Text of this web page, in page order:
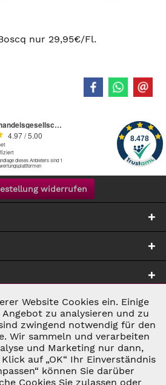
nur 29,95€/Fl.
widerrufen
Aktiv
Inaktiv
Inaktiv
Website Cookies ein. Einige
zu analysieren und zu
zwingend notwendig für den
Wir sammeln und verarbeiten
und Marketing nur dann,
auf „OK“ Ihr Einverständnis
können Sie darüber
Cookies Sie zulassen oder